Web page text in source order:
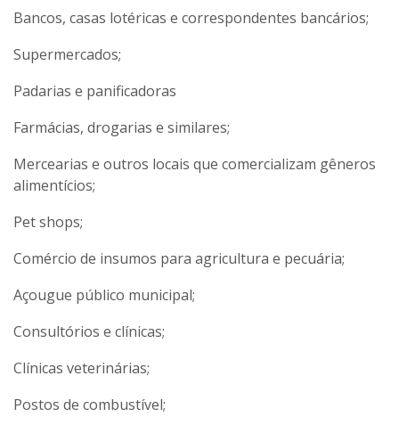
Bancos, casas lotéricas e correspondentes bancários;
Supermercados;
Padarias e panificadoras
Farmácias, drogarias e similares;
Mercearias e outros locais que comercializam gêneros
alimentícios;
Pet shops;
Comércio de insumos para agricultura e pecuária;
Açougue público municipal;
Consultórios e clínicas;
Clínicas veterinárias;
Postos de combustível;